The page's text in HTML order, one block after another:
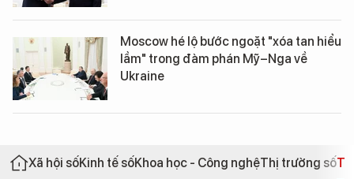
Moscow hé lộ bước ngoặt "xóa tan hiểu
lầm" trong đàm phán Mỹ–Nga về
Ukraine
Xã hội sốKinh tế sốKhoa học - Công nghệThị trường số